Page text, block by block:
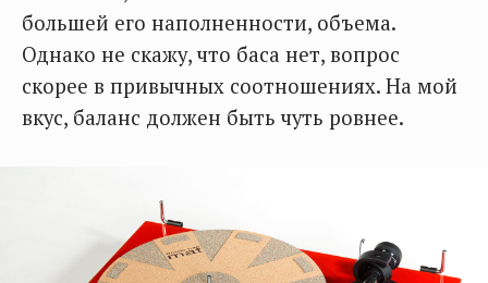
большей его наполненности, объема.
Однако не скажу, что баса нет, вопрос
скорее в привычных соотношениях. На мой
вкус, баланс должен быть чуть ровнее.